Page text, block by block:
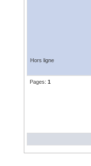
Hors ligne
Pages: 1